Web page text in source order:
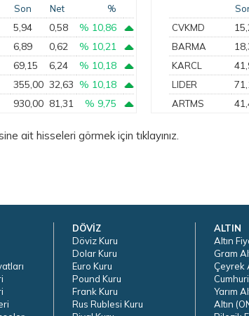
Son Net
%
5,94 0,58 % 10,86
6,89 0,62 % 10,21
69,15 6,24 % 10,18
355,00 32,63 % 10,18
930,00 81,31 % 9,75
CVKMD
BARMA
KARCL
LIDER
ARTMS
ait hisseleri görmek için tıklayınız.
DÖVİZ
Döviz Kuru
Dolar Kuru
Euro Kuru
Pound Kuru
Frank Kuru
Rus Rublesi Kuru
ALTIN
Altın
Gram
Çeyrek
Yarım
Altın